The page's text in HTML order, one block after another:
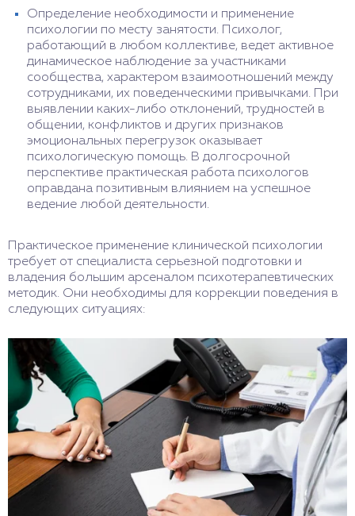
Определение необходимости и применение
психологии по месту занятости. Психолог,
работающий в любом коллективе, ведет активное
динамическое наблюдение за участниками
сообщества, характером взаимоотношений между
сотрудниками, их поведенческими привычками. При
выявлении каких-либо отклонений, трудностей в
общении, конфликтов и других признаков
эмоциональных перегрузок оказывает
психологическую помощь. В долгосрочной
перспективе практическая работа психологов
оправдана позитивным влиянием на успешное
ведение любой деятельности.
Практическое применение клинической психологии
требует от специалиста серьезной подготовки и
владения большим арсеналом психотерапевтических
методик. Они необходимы для коррекции поведения в
следующих ситуациях: